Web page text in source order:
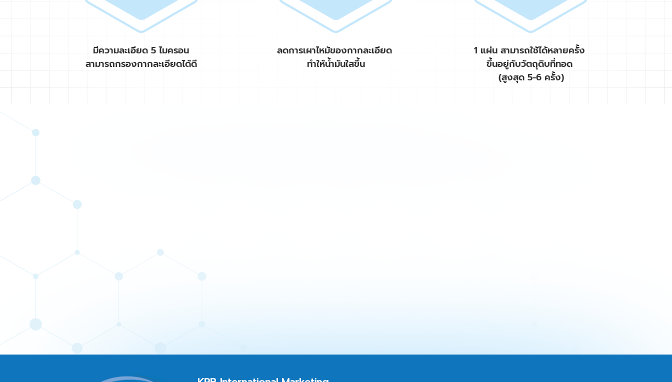
มีความละเอียด 5 ไมครอน
สามารถกรองกากละเอียดได้ดี
ลดการเผาไหม้ของกากละเอียด
ทำให้น้ำมันใสขึ้น
1 แผ่น สามารถใช้ได้หลายครั้ง
ขึ้นอยู่กับวัตถุดิบที่ทอด
(สูงสุด 5-6 ครั้ง)